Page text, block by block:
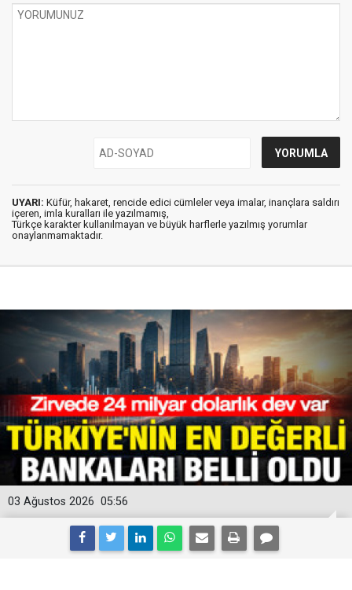
UYARI: Küfür, hakaret, rencide edici cümleler veya imalar, inançlara saldırı
içeren, imla kuralları ile yazılmamış,
Türkçe karakter kullanılmayan ve büyük harflerle yazılmış yorumlar
onaylanmamaktadır.
05:56
03 Ağustos 2026